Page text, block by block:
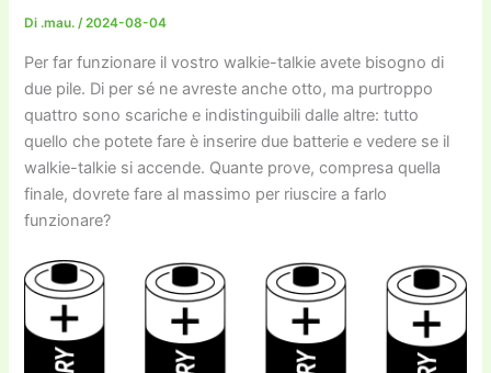
Di .mau./2024-08-04
Per far funzionare il vostro walkie-talkie avete bisogno di
due pile. Di per sé ne avreste anche otto, ma purtroppo
quattro sono scariche e indistinguibili dalle altre: tutto
quello che potete fare è inserire due batterie e vedere se il
walkie-talkie si accende. Quante prove, compresa quella
finale, dovrete fare al massimo per riuscire a farlo
funzionare?